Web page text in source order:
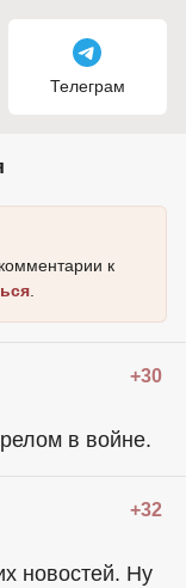
Телеграм
к
+30
в войне.
+32
новостей. Ну